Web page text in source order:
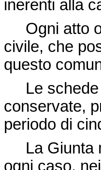
inerenti alla
Ogni atto o
civile, che
questo
Le schede
conservate,
periodo di
La Giunta
ogni caso,